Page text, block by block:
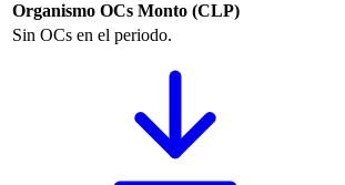
Organismo OCs Monto (CLP)
Sin OCs en el periodo.